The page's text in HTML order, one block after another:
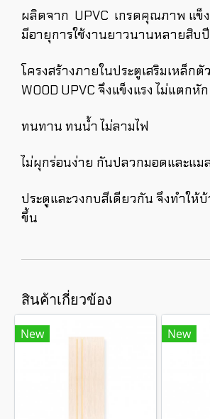
ผลิตจาก UPVC เกรดคุณภาพ แข็
มีอายุการใช้งานยาวนานหลายสิบปี
โครงสร้างภายในประตูเสริมเหล็กตั
WOOD UPVC จึงแข็งแรง ไม่แตกหั
ทนทาน ทนน้ำ ไม่ลามไฟ
ไม่ผุกร่อนง่าย กันปลวกมอดและแม
ประตูและวงกบสีเดียวกัน จึงทำให้
ขึ้น
สินค้าเกี่ยวข้อง
New New